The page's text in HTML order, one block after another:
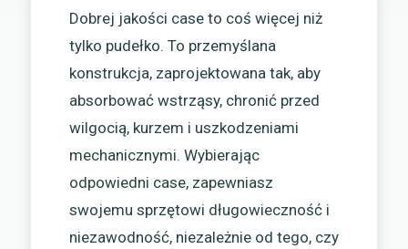
Dobrej jakości case to coś więcej niż
tylko pudełko. To przemyślana
konstrukcja, zaprojektowana tak, aby
absorbować wstrząsy, chronić przed
wilgocią, kurzem i uszkodzeniami
mechanicznymi. Wybierając
odpowiedni case, zapewniasz
swojemu sprzętowi długowieczność i
niezawodność, niezależnie od tego, czy